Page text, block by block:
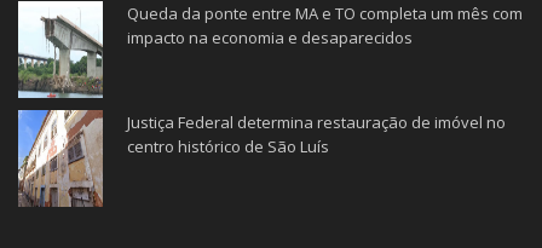
Queda da ponte entre MA e TO completa um mês com
impacto na economia e desaparecidos
Justiça Federal determina restauração de imóvel no
centro histórico de São Luís